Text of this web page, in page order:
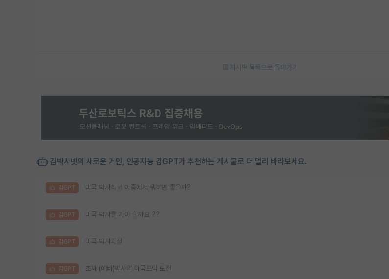
게시판 목록으로 돌아가기
김박사넷의 새로운 거인, 인공지능 김GPT가 추천하는 게시물로 더 멀리 바라보세요.
김GPT 미국 박사하고 이중에서 뭐하면 좋을까?
김GPT 미국 박사를 가야 할까요 ??
김GPT 미국 박사과정
김GPT 초짜 (예비)박사의 미국포닥 도전